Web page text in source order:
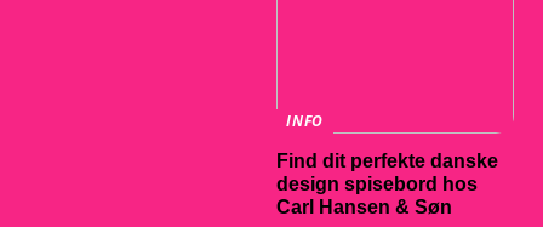
INFO
Find dit perfekte danske
design spisebord hos
Carl Hansen & Søn